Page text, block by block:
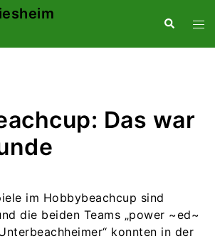
Suche
Das war
im Hobbybeachcup sind
die beiden Teams „power ~ed~
konnten in der